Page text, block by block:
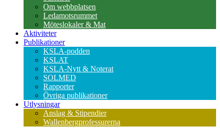
Om webbplatsen
Ledamotsrummet
Möteslokaler & Mat
Aktiviteter
Publikationer
KSLA-podden
KSLAT
KSLA-Nytt & Noterat
SOLMED
Rapporter
Övriga publikationer
Utlysningar
Anslag & Stipendier
Wallenbergprofessurerna